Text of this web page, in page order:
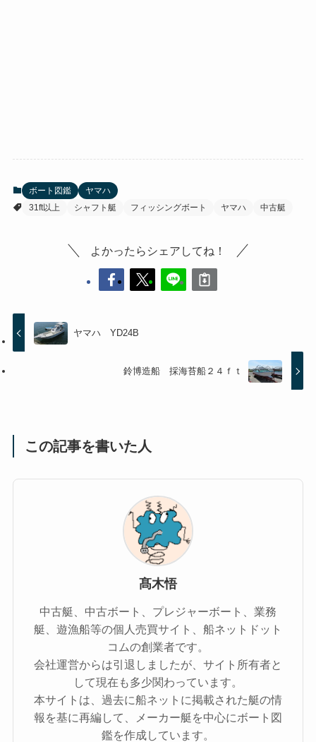
ボート図鑑
ヤマハ
31ft以上
シャフト艇 フィッシングボート ヤマハ 中古艇
よかったらシェアしてね！
ヤマハ YD24B
鈴博造船 採海苔船２４ｆｔ
この記事を書いた人
髙木悟
中古艇、中古ボート、プレジャーボート、業務
艇、遊漁船等の個人売買サイト、船ネットドット
コムの創業者です。
会社運営からは引退しましたが、サイト所有者と
して現在も多少関わっています。
本サイトは、過去に船ネットに掲載された艇の情
報を基に再編して、メーカー艇を中心にボート図
鑑を作成しています。